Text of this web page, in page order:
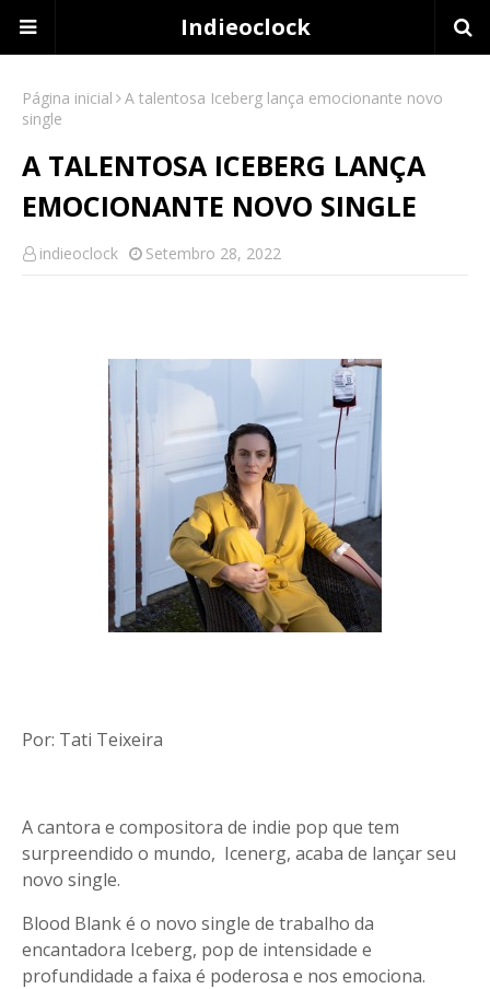
Indieoclock
Página inicial
A talentosa Iceberg lança emocionante novo
single
A TALENTOSA ICEBERG LANÇA
EMOCIONANTE NOVO SINGLE
indieoclock Setembro 28, 2022
Por: Tati Teixeira
A cantora e compositora de indie pop que tem
surpreendido o mundo, Icenerg, acaba de lançar seu
novo single.
Blood Blank é o novo single de trabalho da
encantadora Iceberg, pop de intensidade e
profundidade a faixa é poderosa e nos emociona.